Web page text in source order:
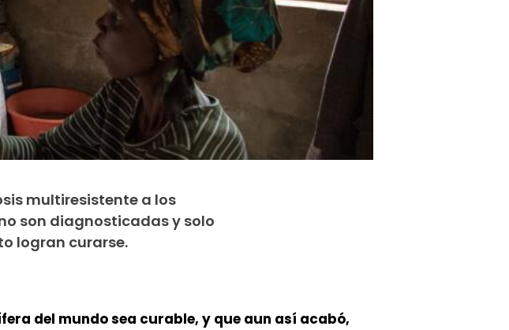
multiresistente a los
son diagnosticadas y solo
logran curarse.
del mundo sea curable, y que aun así acabó,